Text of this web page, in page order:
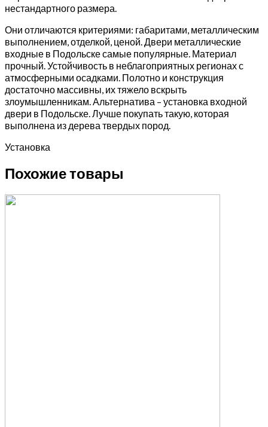
нестандартного размера.
Они отличаются критериями: габаритами, металлическим
выполнением, отделкой, ценой. Двери металлические
входные в Подольске самые популярные. Материал
прочный. Устойчивость в неблагоприятных регионах с
атмосферными осадками. Полотно и конструкция
достаточно массивны, их тяжело вскрыть
злоумышленникам. Альтернатива – установка входной
двери в Подольске. Лучше покупать такую, которая
выполнена из дерева твердых пород.
Установка
Похожие товары